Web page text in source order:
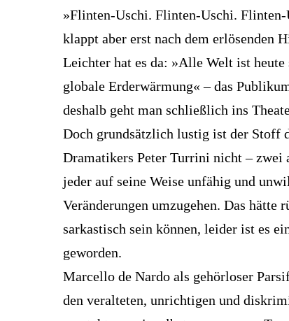
»Flinten-Uschi. Flinten-Uschi.
klappt aber erst nach dem erlösenden
Leichter hat es da: »Alle Welt ist heute
globale Erderwärmung« – das
deshalb geht man schließlich ins
Doch grundsätzlich lustig ist der Stoff
Dramatikers Peter Turrini nicht – zwei
jeder auf seine Weise unfähig und
Veränderungen umzugehen. Das
sarkastisch sein können, leider ist es
geworden.
Marcello de Nardo als gehörloser
den veralteten, unrichtigen und